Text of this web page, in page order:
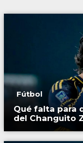
Fútbol
Qué falta para
del Changuito